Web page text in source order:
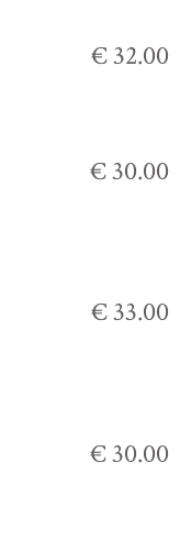
€ 32.00
€ 30.00
€ 33.00
€ 30.00